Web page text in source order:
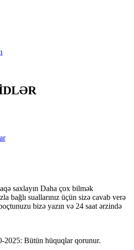
saxlayın Daha çox bilmək
bağlı suallarınız üçün sizə cavab verə
bizə yazın və 24 saat ərzində
Bütün hüquqlar qorunur.